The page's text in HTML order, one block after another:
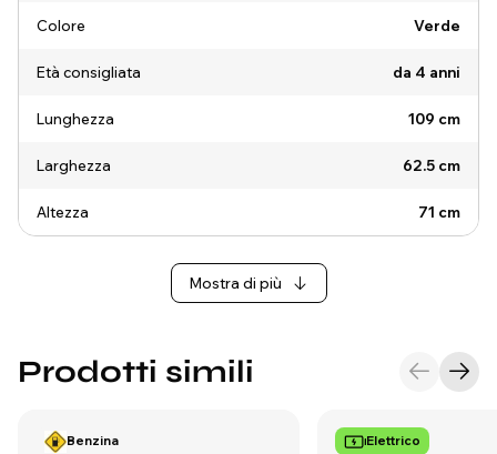
Colore Verde
Età consigliata da 4 anni
Lunghezza 109 cm
Larghezza 62.5 cm
Altezza 71 cm
Mostra di più
Prodotti simili
Benzina Elettrico